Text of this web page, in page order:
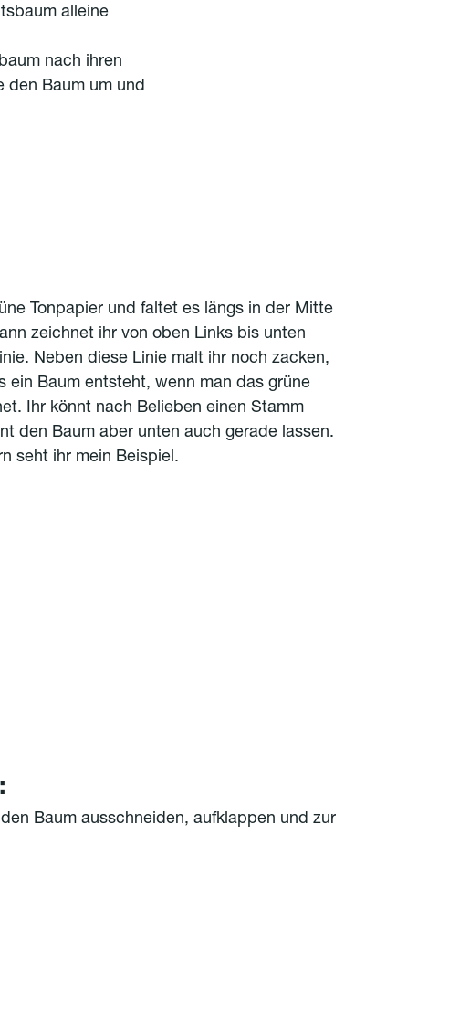
alleine
nach ihren
den Baum um und
Tonpapier und faltet es längs in der Mitte
zeichnet ihr von oben Links bis unten
Neben diese Linie malt ihr noch zacken,
ein Baum entsteht, wenn man das grüne
Ihr könnt nach Belieben einen Stamm
den Baum aber unten auch gerade lassen.
seht ihr mein Beispiel.
Baum ausschneiden, aufklappen und zur